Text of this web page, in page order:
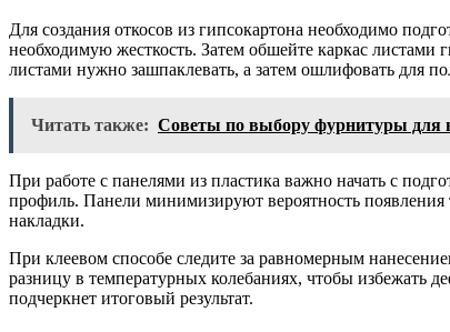
Для создания откосов из гипсокартона необходимо
необходимую жесткость. Затем обшейте каркас
листами нужно зашпаклевать, а затем ошлифовать для
Читать также: Советы по выбору фурнитуры для
При работе с панелями из пластика важно начать с
профиль. Панели минимизируют вероятность
накладки.
При клеевом способе следите за равномерным
разницу в температурных колебаниях, чтобы избежать
подчеркнет итоговый результат.